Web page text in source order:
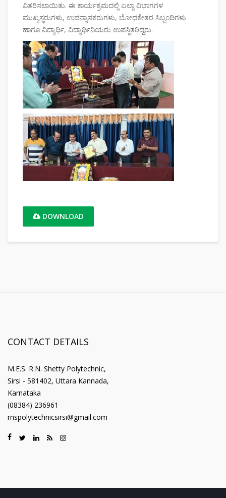
ವಿತರಿಸಲಾಯಿತು. ಈ ಕಾರ್ಯಕ್ರಮದಲ್ಲಿ ಎಲ್ಲಾ ವಿಭಾಗಗಳ
ಮುಖ್ಯಸ್ಥರುಗಳು, ಉಪನ್ಯಾಸಕರುಗಳು, ಬೋಧಕೇತರ ಸಿಬ್ಬಂದಿಗಳು
ಹಾಗೂ ವಿದ್ಯಾರ್ಥಿ, ವಿದ್ಯಾರ್ಥಿನಿಯರು ಉಪಸ್ಥಿತರಿದ್ದರು.
DOWNLOAD
CONTACT DETAILS
M.E.S. R.N. Shetty Polytechnic,
Sirsi - 581402, Uttara Kannada,
Karnataka
(08384) 236961
rnspolytechnicsirsi@gmail.com